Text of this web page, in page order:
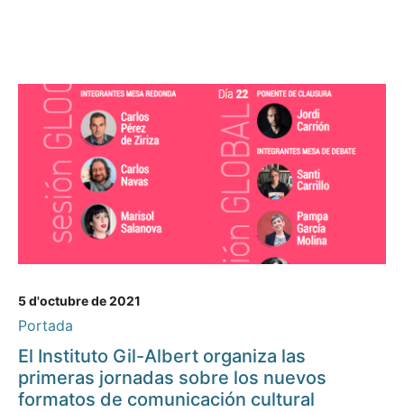
5 d'octubre de 2021
Portada
El Instituto Gil-Albert organiza las
primeras jornadas sobre los nuevos
formatos de comunicación cultural